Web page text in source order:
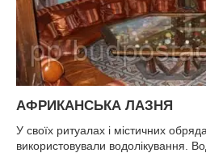
АФРИКАНСЬКА ЛАЗНЯ
У своїх ритуалах і містичних
використовували водолікування.